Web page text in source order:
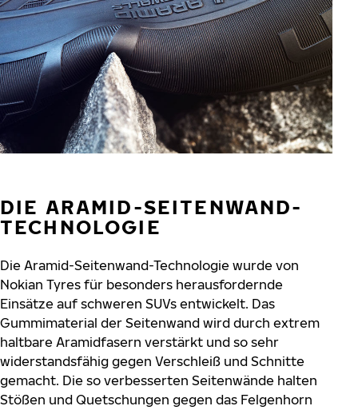
DIE ARAMID-SEITENWAND-
TECHNOLOGIE
Die Aramid-Seitenwand-Technologie wurde von
Nokian Tyres für besonders herausfordernde
Einsätze auf schweren SUVs entwickelt. Das
Gummimaterial der Seitenwand wird durch extrem
haltbare Aramidfasern verstärkt und so sehr
widerstandsfähig gegen Verschleiß und Schnitte
gemacht. Die so verbesserten Seitenwände halten
Stößen und Quetschungen gegen das Felgenhorn